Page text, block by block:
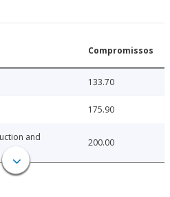
Compromissos
133.70
175.90
and
200.00